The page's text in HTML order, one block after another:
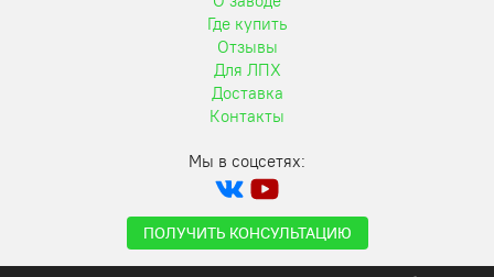
Где купить
Отзывы
Для ЛПХ
Доставка
Контакты
Мы в соцсетях:
ПОЛУЧИТЬ КОНСУЛЬТАЦИЮ